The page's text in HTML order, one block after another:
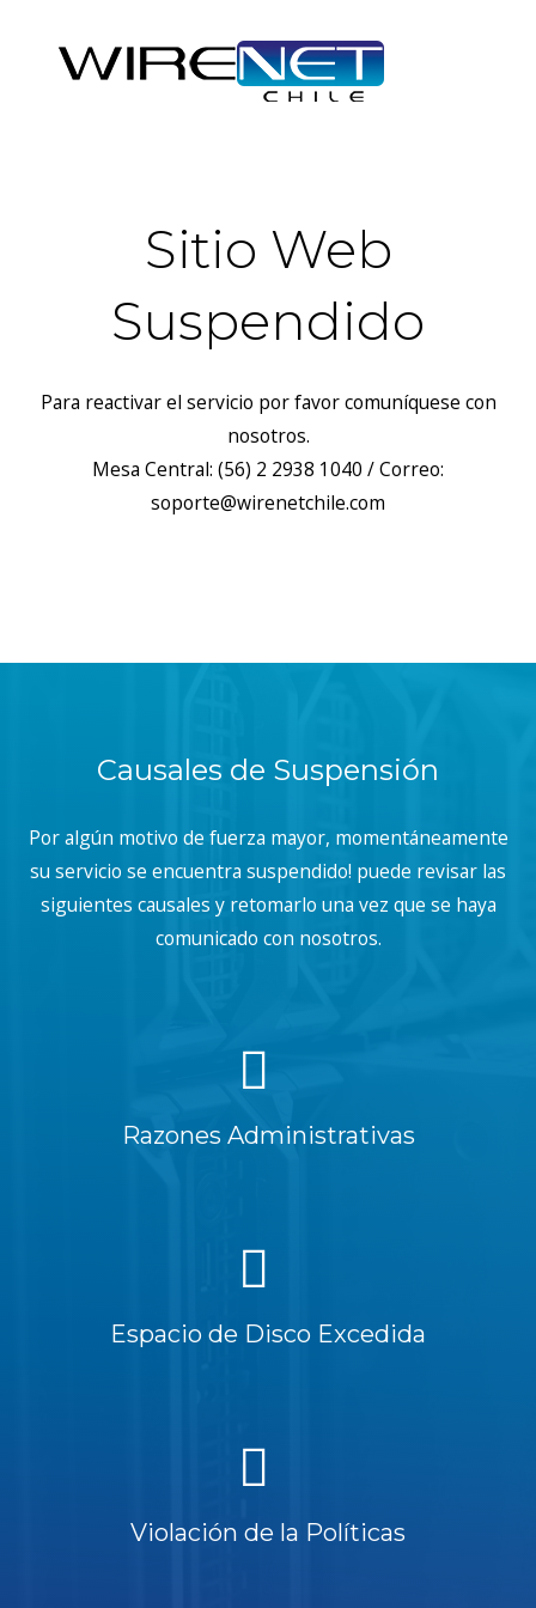
Sitio Web
Suspendido
Para reactivar el servicio por favor comuníquese con
nosotros.
Mesa Central: (56) 2 2938 1040 / Correo:
soporte@wirenetchile.com
Causales de Suspensión
Por algún motivo de fuerza mayor, momentáneamente
su servicio se encuentra suspendido! puede revisar las
siguientes causales y retomarlo una vez que se haya
comunicado con nosotros.
Razones Administrativas
Espacio de Disco Excedida
Violación de la Políticas